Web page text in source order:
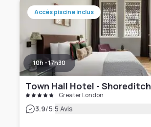
Accès piscine inclus
10h - 17h30
Town Hall Hotel - Shoreditch
Greater London
3.9/5|5 Avis